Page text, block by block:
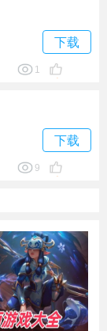
下载
1
下载
9